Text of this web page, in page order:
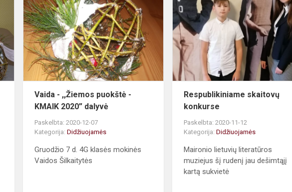
konkurso
prizininkė
,,Žiemos
puokštė
KMAIK
2020”
dalyvė
Vaida - ,,Žiemos puokštė -
KMAIK 2020” dalyvė
Paskelbta: 2020-12-07
Kategorija:Didžiuojamės
Gruodžio 7 d. 4G klasės mokinės
Vaidos Šilkaitytės
Respublikiniame skaitovų
konkurse
Paskelbta: 2020-11-12
Kategorija:Didžiuojamės
Maironio lietuvių literatūros
muziejus šį rudenį jau dešimtąjį
kartą sukvietė